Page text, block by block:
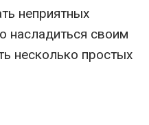
неприятных
насладиться своим
несколько простых